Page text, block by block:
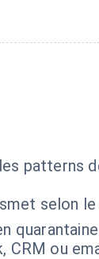
patterns
selon
CRM ou